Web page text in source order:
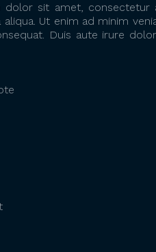
dolor sit amet,
aliqua. Ut enim ad minim
Duis aute irure